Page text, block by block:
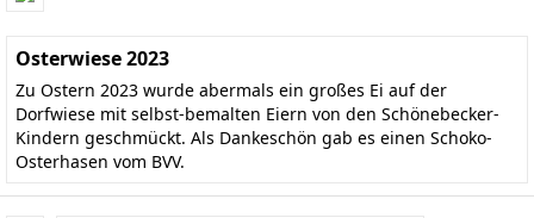
Osterwiese 2023
Zu Ostern 2023 wurde abermals ein großes Ei auf der
Dorfwiese mit selbst-bemalten Eiern von den Schönebecker-
Kindern geschmückt. Als Dankeschön gab es einen Schoko-
Osterhasen vom BVV.